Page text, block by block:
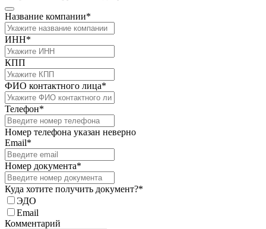
Название компании*
ИНН*
КПП
ФИО контактного лица*
Телефон*
Номер телефона указан неверно
Email*
Номер документа*
Куда хотите получить документ?*
ЭДО
Email
Комментарий